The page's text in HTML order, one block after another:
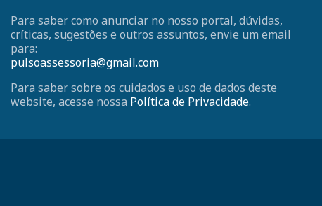
Para saber como anunciar no nosso portal, dúvidas,
críticas, sugestões e outros assuntos, envie um email
para:
pulsoassessoria@gmail.com
Para saber sobre os cuidados e uso de dados deste
website, acesse nossa Política de Privacidade.